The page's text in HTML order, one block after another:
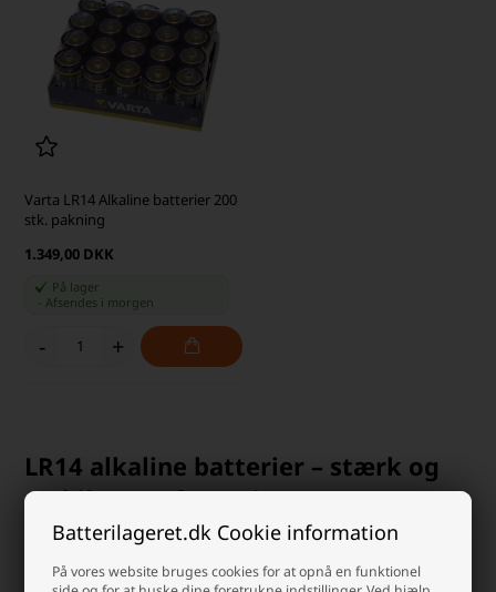
Batterilageret.dk Cookie information
På vores website bruges cookies for at opnå en funktionel
Varta LR14 Alkaline batterier 200
stk. pakning
1.349,00 DKK
På lager
Afsendes i morgen
- +
LR14 alkaline batterier – stærk og
stabil strømforsyning
LR14 alkaline batterier er udviklet til apparater, der kræver mere
energi end mindre standardbatterier kan levere. Med deres større
størrelse og højere kapacitet giver C batterier længere driftstid og